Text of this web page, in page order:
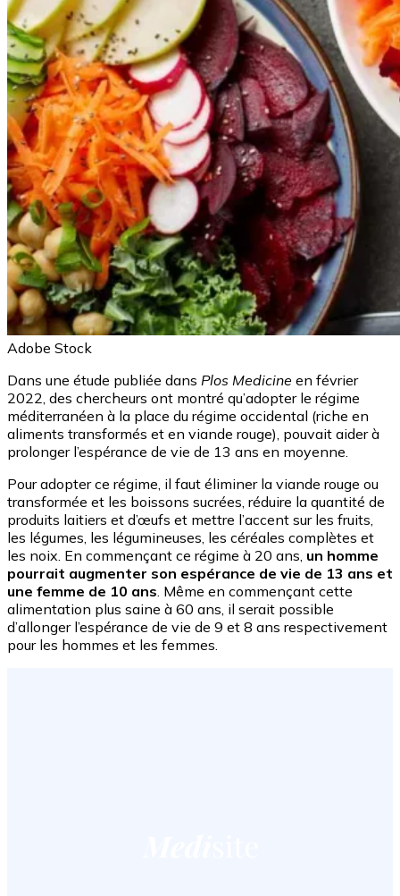
Adobe Stock
Dans une étude publiée dans Plos Medicine en février
2022, des chercheurs ont montré qu’adopter le régime
méditerranéen à la place du régime occidental (riche en
aliments transformés et en viande rouge), pouvait aider à
prolonger l’espérance de vie de 13 ans en moyenne.
Pour adopter ce régime, il faut éliminer la viande rouge ou
transformée et les boissons sucrées, réduire la quantité de
produits laitiers et d’œufs et mettre l’accent sur les fruits,
les légumes, les légumineuses, les céréales complètes et
les noix. En commençant ce régime à 20 ans, un homme
pourrait augmenter son espérance de vie de 13 ans et
une femme de 10 ans . Même en commençant cette
alimentation plus saine à 60 ans, il serait possible
d’allonger l’espérance de vie de 9 et 8 ans respectivement
pour les hommes et les femmes.